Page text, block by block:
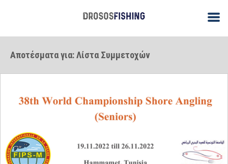
Αποτέσματα για: Λίστα Συμμετοχών